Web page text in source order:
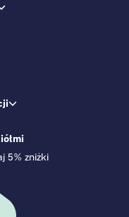
5% zniżki